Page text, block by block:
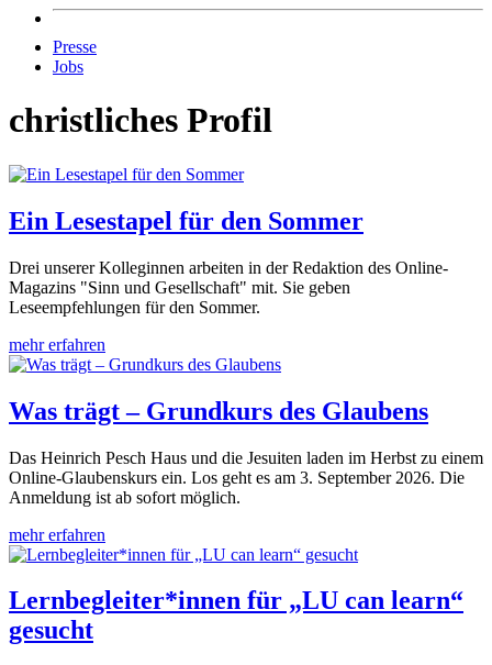
Presse
Jobs
christliches Profil
Ein Lesestapel für den Sommer
Drei unserer Kolleginnen arbeiten in der Redaktion des Online-
Magazins "Sinn und Gesellschaft" mit. Sie geben
Leseempfehlungen für den Sommer.
mehr erfahren
Was trägt – Grundkurs des Glaubens
Das Heinrich Pesch Haus und die Jesuiten laden im Herbst zu einem
Online-Glaubenskurs ein. Los geht es am 3. September 2026. Die
Anmeldung ist ab sofort möglich.
mehr erfahren
Lernbegleiter*innen für „LU can learn“
gesucht